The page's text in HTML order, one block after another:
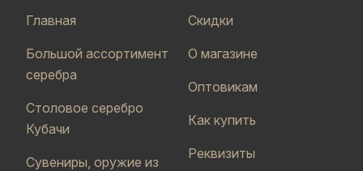
Главная
Большой ассортимент
серебра
Столовое серебро
Кубачи
Сувениры, оружие из
Скидки
О магазине
Оптовикам
Как купить
Реквизиты